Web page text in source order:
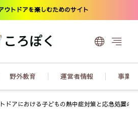
ウトドアを楽しむためのサイト
野外教育 運営者情報 事業
ドアにおける子どもの熱中症対策と応急処置